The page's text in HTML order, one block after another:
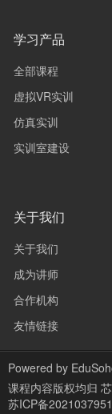
学习产品
全部课程
虚拟VR实训
仿真实训
实训室建设
关于我们
关于我们
成为讲师
合作机构
友情链接
Powered by
课程内容版权均归
苏ICP备